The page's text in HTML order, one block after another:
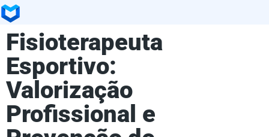
Fisioterapeuta
Esportivo:
Valorização
Profissional e